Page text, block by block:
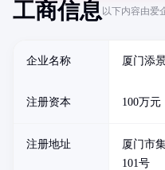
工商信息以下内容由爱
企业名称 厦门添
注册资本 100万元
注册地址
厦门市
101号